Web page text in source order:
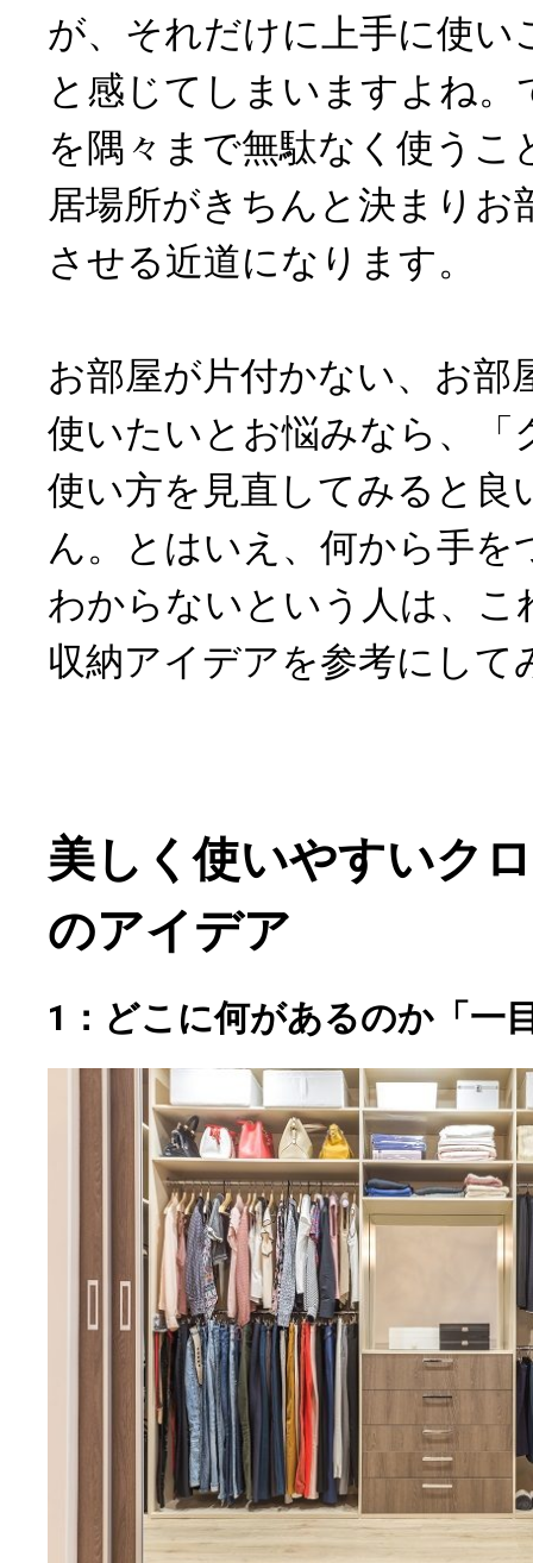
が、それだけに上手に使い
と感じてしまいますよね
を隅々まで無駄なく使うこ
居場所がきちんと決まりお
させる近道になります。
お部屋が片付かない、お部
使いたいとお悩みなら、「
使い方を見直してみると良
ん。とはいえ、何から手を
わからないという人は、こ
収納アイデアを参考にして
美しく使いやすいク
のアイデア
1：どこに何があるのか「一